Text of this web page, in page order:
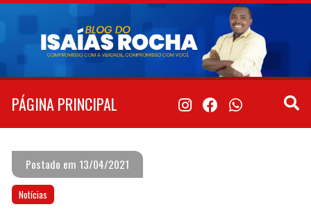
Pular
conteúdo
PÁGINA PRINCIPAL
Postado em 13/04/2021
Notícias